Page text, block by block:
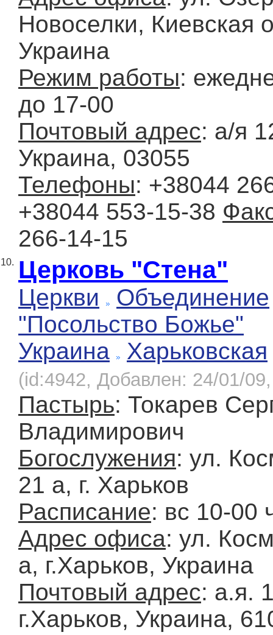
Новоселки, Киевская
Украина
Режим работы:
до 17-00
Почтовый адрес: а/я
Украина, 03055
Телефоны: +38044
+38044 553-15-38
266-14-15
10. Церковь "Стена"
Церкви
Объединение
"Посольство Божье"
Украина
Харьковская
(id:4942, Добавлен: 24/01/
Пастырь: Токарев
Владимирович
Богослужения: ул.
21 а, г. Харьков
Расписание: вс 10-00
Адрес офиса: ул.
а, г.Харьков, Украина
Почтовый адрес: а.я.
г.Харьков, Украина,